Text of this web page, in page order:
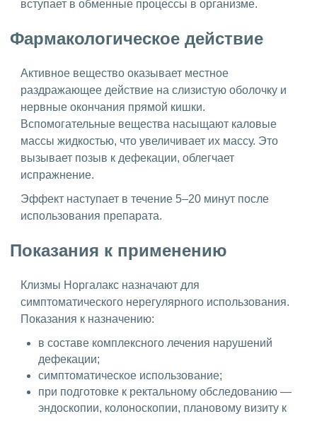
вступает в обменные процессы в организме.
Фармакологическое действие
Активное вещество оказывает местное
раздражающее действие на слизистую оболочку и
нервные окончания прямой кишки.
Вспомогательные вещества насыщают каловые
массы жидкостью, что увеличивает их массу. Это
вызывает позыв к дефекации, облегчает
испражнение.
Эффект наступает в течение 5–20 минут после
использования препарата.
Показания к применению
Клизмы Норгалакс назначают для
симптоматического нерегулярного использования.
Показания к назначению:
в составе комплексного лечения нарушений
дефекации;
симптоматическое использование;
при подготовке к ректальному обследованию —
эндоскопии, колоноскопии, плановому визиту к